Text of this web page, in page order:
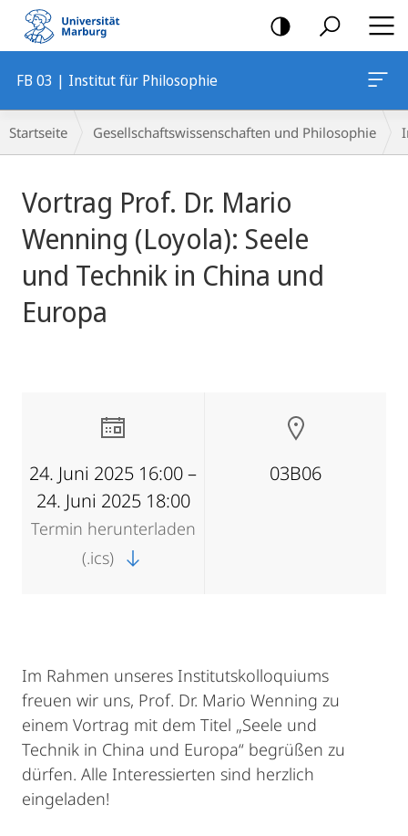
Mobile-
Navigation
FB 03 | Institut für Philosophie
Breadcrumb-
Navigation
Startseite Gesellschaftswissenschaften und Philosophie
Vortrag Prof. Dr. Mario
Wenning (Loyola): Seele
und Technik in China und
Europa
24. Juni 2025 16:00 –
24. Juni 2025 18:00
Termin herunterladen
(.ics)
03B06
Im Rahmen unseres Institutskolloquiums
freuen wir uns, Prof. Dr. Mario Wenning zu
einem Vortrag mit dem Titel „Seele und
Technik in China und Europa“ begrüßen zu
dürfen. Alle Interessierten sind herzlich
eingeladen!